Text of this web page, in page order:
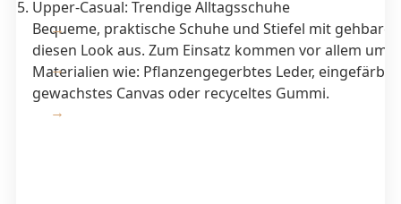
Upper-Casual: Trendige Alltagsschuhe
Bequeme, praktische Schuhe und Stiefel mit
diesen Look aus. Zum Einsatz kommen vor allem
Materialien wie: Pflanzengegerbtes Leder,
gewachstes Canvas oder recyceltes Gummi.